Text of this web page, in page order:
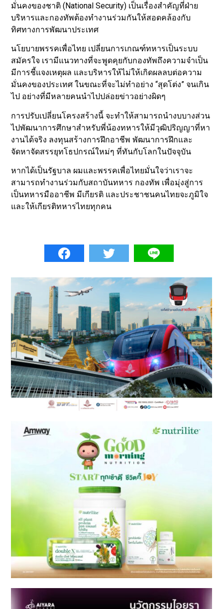
มั่นคงของชาติ (National Security) เป็นเรื่องสำคัญที่ฝ่าย
บริหารและกองทัพต้องทำงานร่วมกันให้สอดคล้องกับ
ทิศทางการพัฒนาประเทศ
นโยบายพรรคเพื่อไทย เปลี่ยนการเกณฑ์ทหารเป็นระบบ
สมัครใจ เรามีแนวทางที่จะพูดคุยกับกองทัพถึงความจำเป็น
มีการชี้แจงเหตุผล และบริหารให้ไม่ให้เกิดผลลบต่อความ
มั่นคงของประเทศ ในขณะที่จะไม่ทำอย่าง “สุดโต่ง” จนเกิน
ไป อย่างที่มีหลายคนนำไปปล่อยข่าวอย่างผิดๆ
การปรับเปลี่ยนโครงสร้างนี้ จะทำให้สามารถนำงบบางส่วน
ไปพัฒนาการศึกษาสำหรับพี่น้องทหารให้มีวุฒิปริญญาที่หา
งานได้จริง ลงทุนสร้างการฝึกอาชีพ พัฒนาการฝึกและ
จัดหาจัดสรรยุทโธปกรณ์ใหม่ๆ ที่ทันกับโลกในปัจจุบัน
หากได้เป็นรัฐบาล ผมและพรรคเพื่อไทยมั่นใจว่าเราจะ
สามารถทำงานร่วมกับสถาบันทหาร กองทัพ เพื่อมุ่งสู่การ
เป็นทหารมืออาชีพ มีเกียรติ และประชาชนคนไทยจะภูมิใจ
และให้เกียรติทหารไทยทุกคน